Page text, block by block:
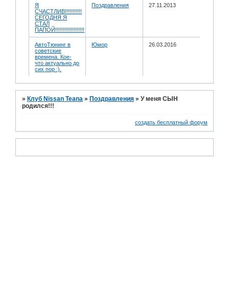
Я
СЧАСТЛИВ!!!!!!!!!!!
СЕГОДНЯ Я
СТАЛ
ПАПОЙ!!!!!!!!!!!!!!!!!!!
Поздравления 27.11.2013
АвтоТюнинг в
советские
времена. Кое-
что актуально до
сих пор :).
Юмор 26.03.2016
» Клуб Nissan Teana » Поздравления »У меня СЫН
родился!!!
создать бесплатный форум